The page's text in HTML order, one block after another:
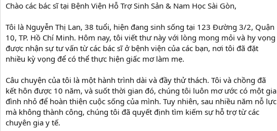
Chào các bác sĩ tại Bệnh Viện Hỗ Trợ Sinh Sản & Nam Học Sài Gòn,
Tôi là Nguyễn Thị Lan, 38 tuổi, hiện đang sinh sống tại 123 Đường 3/2, Quận
10, TP. Hồ Chí Minh. Hôm nay, tôi viết thư này với lòng mong mỏi và hy vọng
được nhận sự tư vấn từ các bác sĩ ở bệnh viện của các bạn, nơi tôi đã đặt
nhiều kỳ vọng để có thể thực hiện giấc mơ làm mẹ.
Câu chuyện của tôi là một hành trình dài và đầy thử thách. Tôi và chồng đã
kết hôn được 10 năm, và suốt thời gian đó, chúng tôi luôn mơ ước có một gia
đình nhỏ để hoàn thiện cuộc sống của mình. Tuy nhiên, sau nhiều năm nỗ lực
mà không thành công, chúng tôi đã quyết định tìm kiếm sự hỗ trợ từ các
chuyên gia y tế.